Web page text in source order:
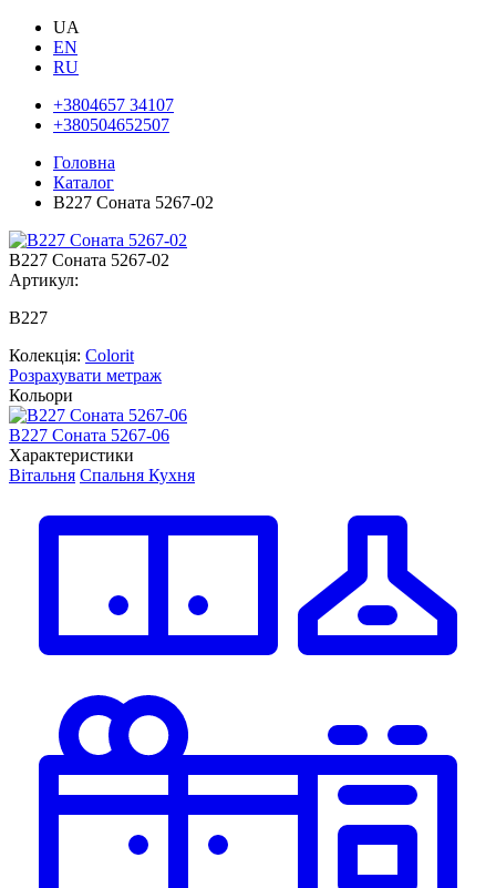
UA
EN
RU
+3804657 34107
+380504652507
Головна
Каталог
В227 Соната 5267-02
В227 Соната 5267-02
Артикул:
В227
Колекція: Colorit
Розрахувати метраж
Кольори
В227 Соната 5267-06
Характеристики
Вітальня Спальня Кухня